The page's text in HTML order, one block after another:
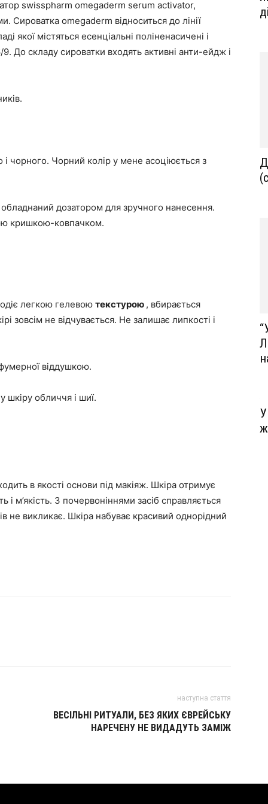
swisspharm omegaderm serum activator,
Сироватка omegaderm відноситься до лінії
якої містяться есенціальні поліненасичені і
До складу сироватки входять активні анти-ейдж і
чорного. Чорний колір у мене асоціюється з
дозатором для зручного нанесення.
кришкою-ковпачком.
легкою гелевою текстурою , вбирається
зовсім не відчувається. Не залишає липкості і
віддушкою.
обличчя і шиї.
в якості основи під макіяж. Шкіра отримує
і м’якість. З почервоніннями засіб справляється
не викликає. Шкіра набуває красивий однорідний
наступна стаття
ВЕСІЛЬНІ РИТУАЛИ, БЕЗ ЯКИХ ЄВРЕЙСЬКУ
НАРЕЧЕНУ НЕ ВИДАДУТЬ ЗАМІЖ